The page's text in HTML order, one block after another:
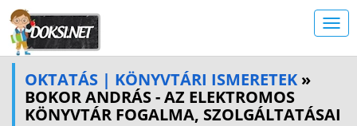
OKTATÁS | KÖNYVTÁRI ISMERETEK »
BOKOR ANDRÁS - AZ ELEKTROMOS
KÖNYVTÁR FOGALMA, SZOLGÁLTATÁSAI